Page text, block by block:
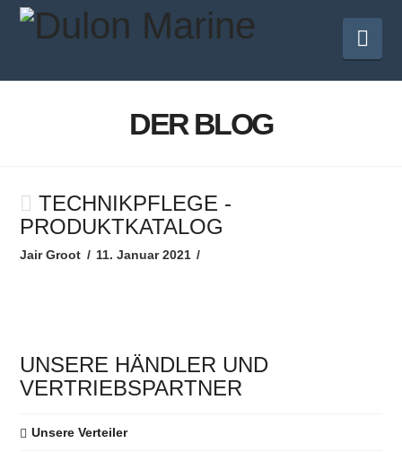
DER BLOG
TECHNIKPFLEGE -
PRODUKTKATALOG
Jair Groot 11. Januar 2021
UNSERE HÄNDLER UND
VERTRIEBSPARTNER
Unsere Verteiler